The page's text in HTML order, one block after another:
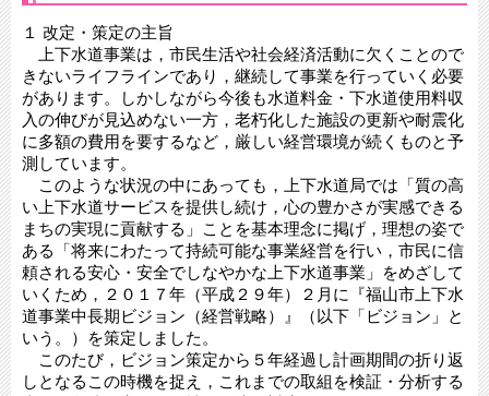
１ 改定・策定の主旨
上下水道事業は，市民生活や社会経済活動に欠くことので
きないライフラインであり，継続して事業を行っていく必要
があります。しかしながら今後も水道料金・下水道使用料収
入の伸びが見込めない一方，老朽化した施設の更新や耐震化
に多額の費用を要するなど，厳しい経営環境が続くものと予
測しています。
このような状況の中にあっても，上下水道局では「質の高
い上下水道サービスを提供し続け，心の豊かさが実感できる
まちの実現に貢献する」ことを基本理念に掲げ，理想の姿で
ある「将来にわたって持続可能な事業経営を行い，市民に信
頼される安心・安全でしなやかな上下水道事業」をめざして
いくため，２０１７年（平成２９年）２月に『福山市上下水
道事業中長期ビジョン（経営戦略）』（以下「ビジョン」と
いう。）を策定しました。
このたび，ビジョン策定から５年経過し計画期間の折り返
しとなるこの時機を捉え，これまでの取組を検証・分析する